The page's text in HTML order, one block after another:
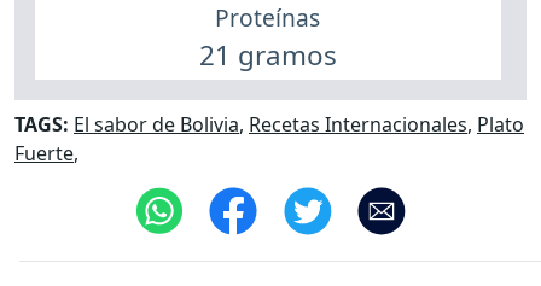
Proteínas
21 gramos
TAGS: El sabor de Bolivia, Recetas Internacionales, Plato
Fuerte,